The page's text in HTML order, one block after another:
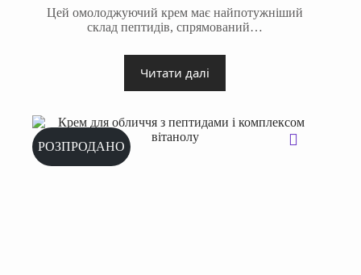
Цей омолоджуючий крем має найпотужніший
склад пептидів, спрямований…
Читати далі
РОЗПРОДАНО